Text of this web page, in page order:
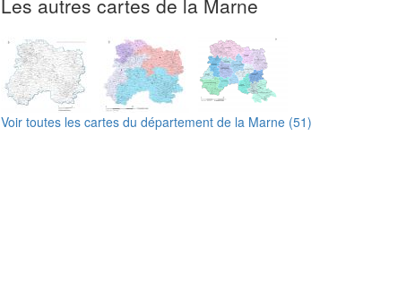
Les autres cartes de la Marne
Voir toutes les cartes du département de la Marne (51)